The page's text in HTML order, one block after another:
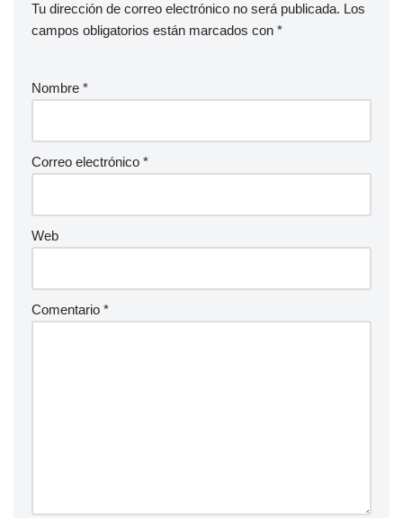
Tu dirección de correo electrónico no será publicada. Los
campos obligatorios están marcados con *
Nombre *
Correo electrónico *
Web
Comentario *